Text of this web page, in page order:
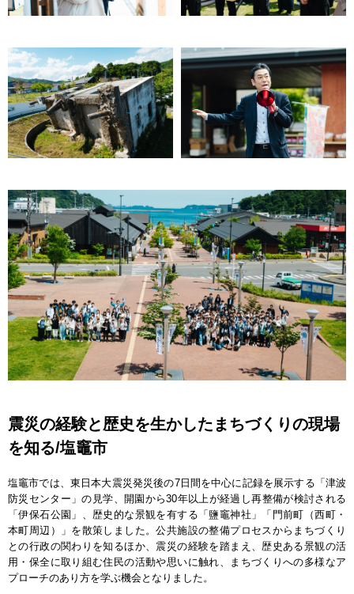
震災の経験と歴史を生かしたまちづくりの現場
を知る/塩竈市
塩竈市では、東日本大震災発災後の7日間を中心に記録を展示する「津波
防災センター」の見学、開園から30年以上が経過し再整備が検討される
「伊保石公園」、歴史的な景観を有する「鹽竈神社」「門前町（西町・
本町周辺）」を散策しました。公共施設の整備プロセスからまちづくり
との行政の関わりを知るほか、震災の経験を踏まえ、歴史ある景観の活
用・保全に取り組む住民の活動や思いに触れ、まちづくりへの多様なア
プローチのあり方を学ぶ機会となりました。